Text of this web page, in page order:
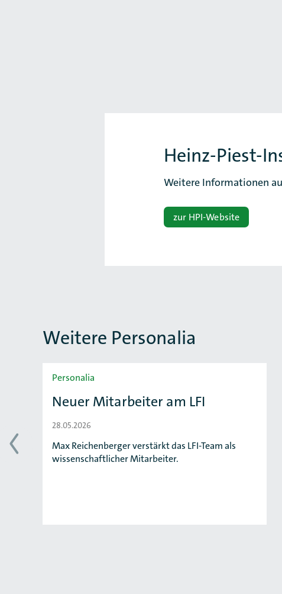
Heinz-Piest-
Weitere Informationen
zur HPI-Website
Weitere Personalia
Slider überspringen
Personalia
Neuer Mitarbeiter am LFI
28.05.2026
Max Reichenberger verstärkt das LFI-Team als
wissenschaftlicher Mitarbeiter.